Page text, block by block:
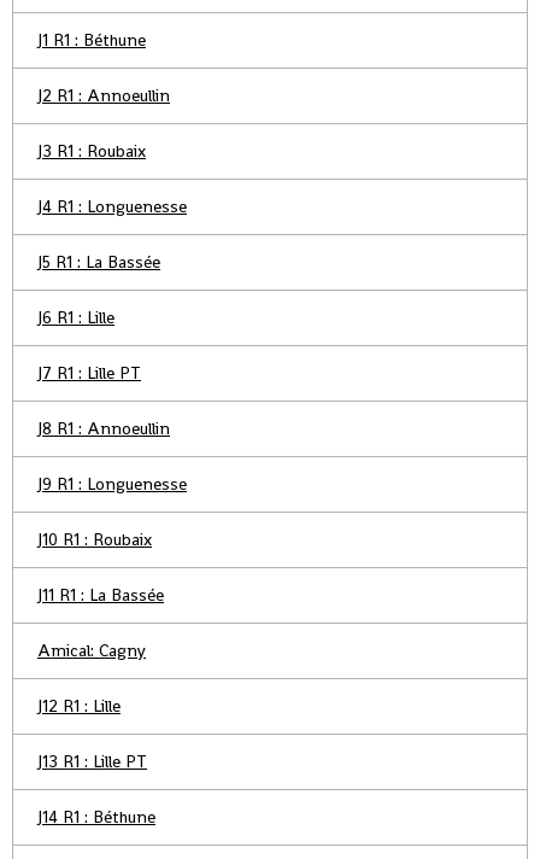
J1 R1 : Béthune
J2 R1 : Annoeullin
J3 R1 : Roubaix
J4 R1 : Longuenesse
J5 R1 : La Bassée
J6 R1 : Lille
J7 R1 : Lille PT
J8 R1 : Annoeullin
J9 R1 : Longuenesse
J10 R1 : Roubaix
J11 R1 : La Bassée
Amical: Cagny
J12 R1 : Lille
J13 R1 : Lille PT
J14 R1 : Béthune